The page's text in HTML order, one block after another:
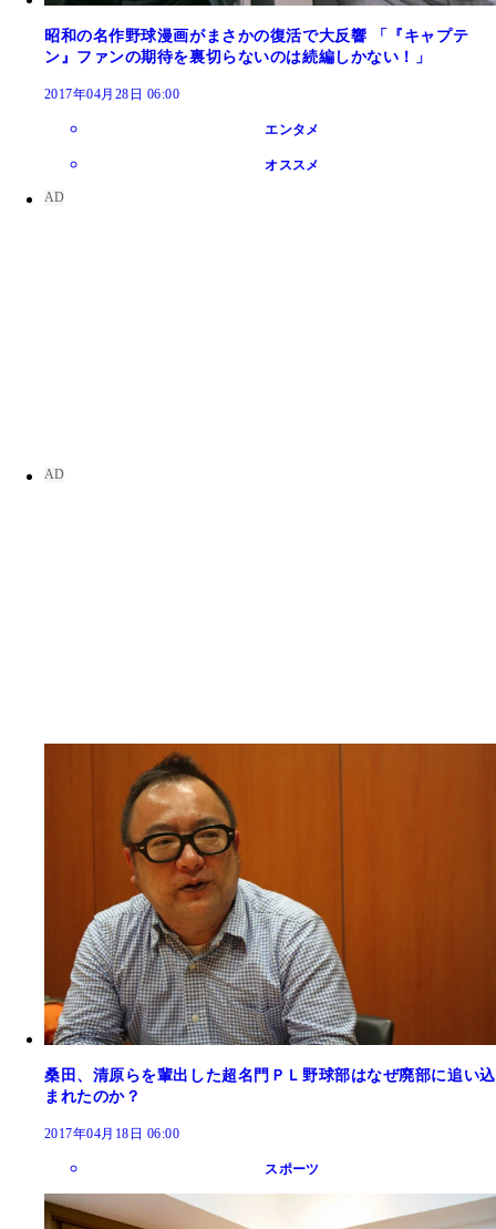
昭和の名作野球漫画がまさかの復活で大反響 「『キャプテ
ン』ファンの期待を裏切らないのは続編しかない！」
2017年04月28日 06:00
エンタメ
オススメ
桑田、清原らを輩出した超名門ＰＬ野球部はなぜ廃部に追い込
まれたのか？
2017年04月18日 06:00
スポーツ